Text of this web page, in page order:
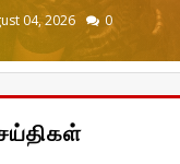
04, 2026 0
04, 2026 0
29, 2026 0
29, 2026 0
20, 2025